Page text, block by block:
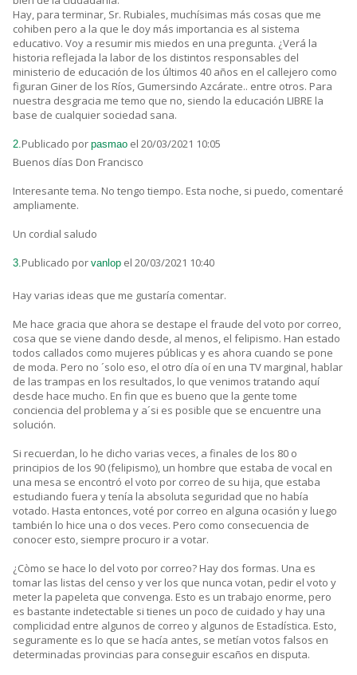
Hay, para terminar, Sr. Rubiales, muchísimas más cosas que me
cohiben pero a la que le doy más importancia es al sistema
educativo. Voy a resumir mis miedos en una pregunta. ¿Verá la
historia reflejada la labor de los distintos responsables del
ministerio de educación de los últimos 40 años en el callejero como
figuran Giner de los Ríos, Gumersindo Azcárate.. entre otros. Para
nuestra desgracia me temo que no, siendo la educación LIBRE la
base de cualquier sociedad sana.
2.Publicado por pasmao el 20/03/2021 10:05
Buenos días Don Francisco
Interesante tema. No tengo tiempo. Esta noche, si puedo, comentaré
ampliamente.
Un cordial saludo
3.Publicado por vanlop el 20/03/2021 10:40
Hay varias ideas que me gustaría comentar.
Me hace gracia que ahora se destape el fraude del voto por correo,
cosa que se viene dando desde, al menos, el felipismo. Han estado
todos callados como mujeres públicas y es ahora cuando se pone
de moda. Pero no ´solo eso, el otro día oí en una TV marginal, hablar
de las trampas en los resultados, lo que venimos tratando aquí
desde hace mucho. En fin que es bueno que la gente tome
conciencia del problema y a´si es posible que se encuentre una
solución.
Si recuerdan, lo he dicho varias veces, a finales de los 80 o
principios de los 90 (felipismo), un hombre que estaba de vocal en
una mesa se encontró el voto por correo de su hija, que estaba
estudiando fuera y tenía la absoluta seguridad que no había
votado. Hasta entonces, voté por correo en alguna ocasión y luego
también lo hice una o dos veces. Pero como consecuencia de
conocer esto, siempre procuro ir a votar.
¿Còmo se hace lo del voto por correo? Hay dos formas. Una es
tomar las listas del censo y ver los que nunca votan, pedir el voto y
meter la papeleta que convenga. Esto es un trabajo enorme, pero
es bastante indetectable si tienes un poco de cuidado y hay una
complicidad entre algunos de correo y algunos de Estadística. Esto,
seguramente es lo que se hacía antes, se metían votos falsos en
determinadas provincias para conseguir escaños en disputa.